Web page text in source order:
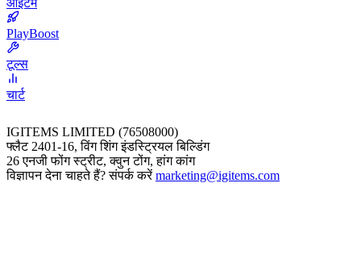
PlayBoost
टूल्स
चार्ट
IGITEMS LIMITED (76508000)
फ्लैट 2401-16, विंग शिंग इंडस्ट्रियल बिल्डिंग
26 एनजी फोंग स्ट्रीट, क्वुन टोंग, हांग कांग
विज्ञापन देना चाहते हैं? संपर्क करेंmarketing@igitems.com